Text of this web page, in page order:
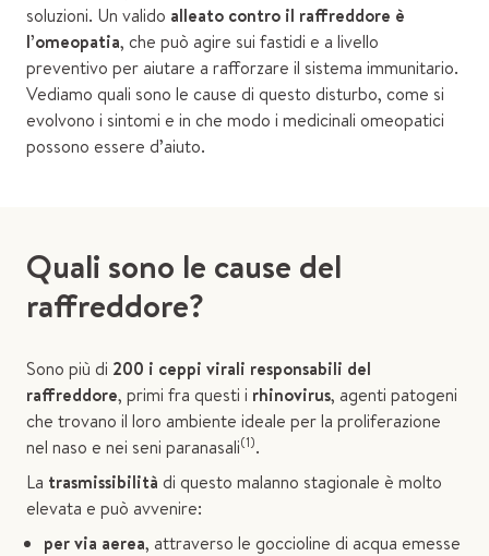
soluzioni. Un valido alleato contro il raffreddore è
l’omeopatia, che può agire sui fastidi e a livello
preventivo per aiutare a rafforzare il sistema immunitario.
Vediamo quali sono le cause di questo disturbo, come si
evolvono i sintomi e in che modo i medicinali omeopatici
possono essere d’aiuto.
Quali sono le cause del
raffreddore?
Sono più di 200 i ceppi virali responsabili del
raffreddore, primi fra questi i rhinovirus, agenti patogeni
che trovano il loro ambiente ideale per la proliferazione
nel naso e nei seni paranasali(1).
La trasmissibilità di questo malanno stagionale è molto
elevata e può avvenire:
per via aerea, attraverso le goccioline di acqua emesse